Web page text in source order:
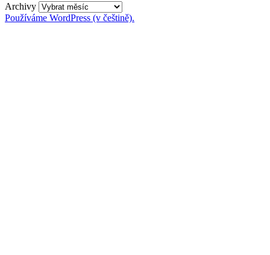
Archivy
Používáme WordPress (v češtině).